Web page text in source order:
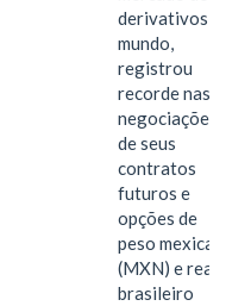
derivativos do
mundo,
registrou
recorde nas
negociações
de seus
contratos
futuros e
opções de
peso mexicano
(MXN) e real
brasileiro